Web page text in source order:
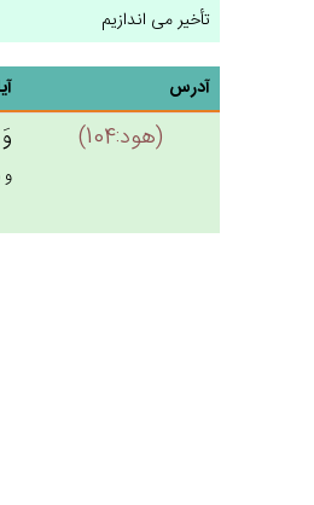
تأخیر می اندازیم
آدرس
(هود:104)
و